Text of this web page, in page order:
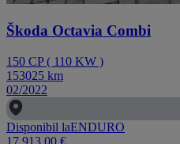
Škoda Octavia Combi
150 CP( 110 KW )
153025 km
02/2022
Disponibil laENDURO
17.913,00 €